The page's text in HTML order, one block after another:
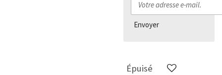
Envoyer
Épuisé